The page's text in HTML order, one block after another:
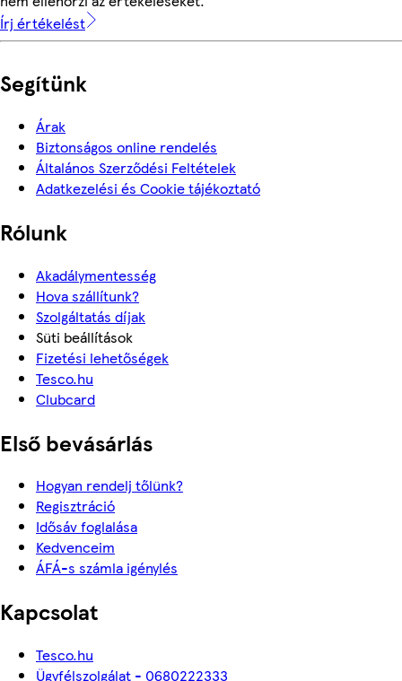
Írj értékelést
Segítünk
Árak
Biztonságos online rendelés
Általános Szerződési Feltételek
Adatkezelési és Cookie tájékoztató
Rólunk
Akadálymentesség
Hova szállítunk?
Szolgáltatás díjak
Süti beállítások
Fizetési lehetőségek
Tesco.hu
Clubcard
Első bevásárlás
Hogyan rendelj tőlünk?
Regisztráció
Idősáv foglalása
Kedvenceim
ÁFÁ-s számla igénylés
Kapcsolat
Tesco.hu
Ügyfélszolgálat - 0680222333